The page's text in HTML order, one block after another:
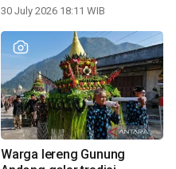
30 July 2026 18:11 WIB
Warga lereng Gunung